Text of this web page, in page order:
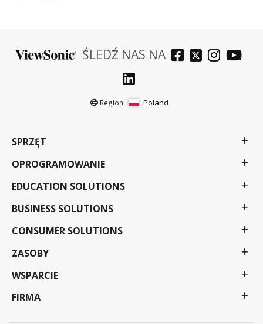
ŚLEDŹ NAS NA
Region : Poland
SPRZĘT
OPROGRAMOWANIE
EDUCATION SOLUTIONS
BUSINESS SOLUTIONS
CONSUMER SOLUTIONS
ZASOBY
WSPARCIE
FIRMA